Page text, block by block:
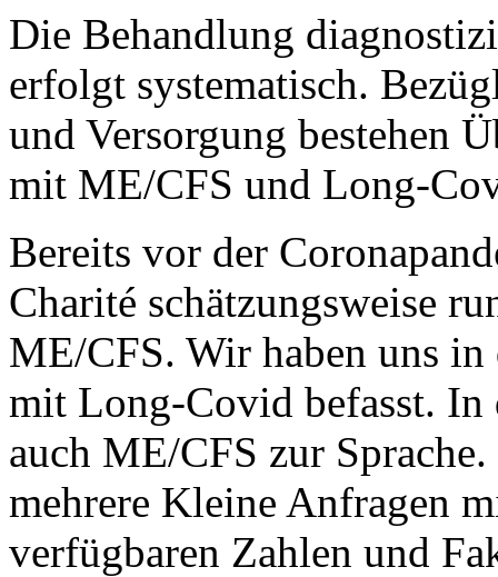
Die Behandlung
erfolgt systematisch.
und Versorgung bestehen
mit ME/CFS und Long-
Bereits vor der
Charité schätzungsweise
ME/CFS. Wir haben uns in
mit Long-Covid befasst. In
auch ME/CFS zur
mehrere Kleine Anfragen
verfügbaren Zahlen und